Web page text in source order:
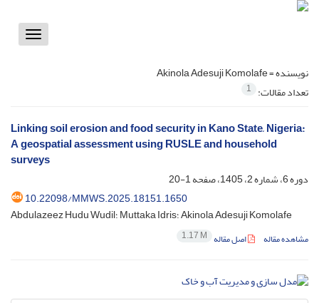
Toggle
نویسنده =Akinola Adesuji Komolafe
تعداد مقالات: 1
Linking soil erosion and food security in Kano State, Nigeria:
A geospatial assessment using RUSLE and household
surveys
دوره 6، شماره 2، 1405، صفحه
1-20
10.22098/MMWS.2025.18151.1650
Abdulazeez Hudu Wudil؛ Muttaka Idris؛ Akinola Adesuji Komolafe
مشاهده مقاله اصل مقاله 1.17 M